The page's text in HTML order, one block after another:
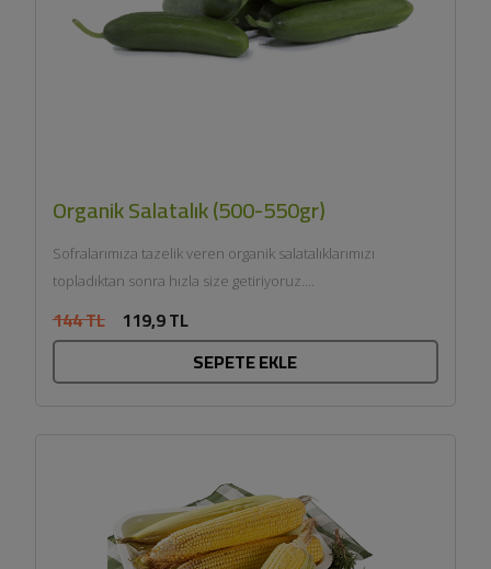
Organik Salatalık (500-550gr)
Sofralarımıza tazelik veren organik salatalıklarımızı
topladıktan sonra hızla size getiriyoruz....
144 TL 119,9 TL
SEPETE EKLE